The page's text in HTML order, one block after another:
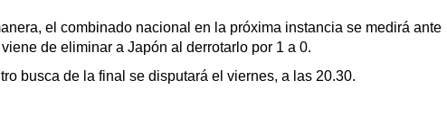
el combinado nacional en la próxima instancia se medirá ante
de eliminar a Japón al derrotarlo por 1 a 0.
busca de la final se disputará el viernes, a las 20.30.